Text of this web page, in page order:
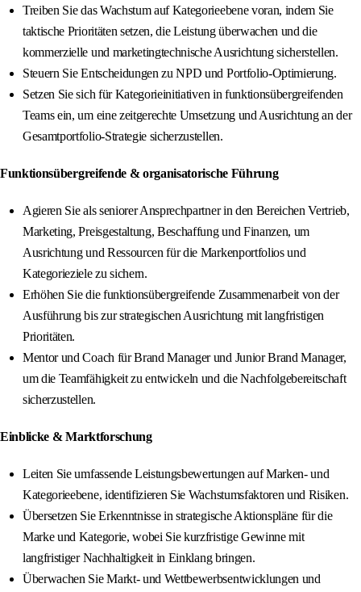
Treiben Sie das Wachstum auf Kategorieebene voran, indem Sie
taktische Prioritäten setzen, die Leistung überwachen und die
kommerzielle und marketingtechnische Ausrichtung sicherstellen.
Steuern Sie Entscheidungen zu NPD und Portfolio-Optimierung.
Setzen Sie sich für Kategorieinitiativen in funktionsübergreifenden
Teams ein, um eine zeitgerechte Umsetzung und Ausrichtung an der
Gesamtportfolio-Strategie sicherzustellen.
Funktionsübergreifende & organisatorische Führung
Agieren Sie als seniorer Ansprechpartner in den Bereichen Vertrieb,
Marketing, Preisgestaltung, Beschaffung und Finanzen, um
Ausrichtung und Ressourcen für die Markenportfolios und
Kategorieziele zu sichern.
Erhöhen Sie die funktionsübergreifende Zusammenarbeit von der
Ausführung bis zur strategischen Ausrichtung mit langfristigen
Prioritäten.
Mentor und Coach für Brand Manager und Junior Brand Manager,
um die Teamfähigkeit zu entwickeln und die Nachfolgebereitschaft
sicherzustellen.
Einblicke & Marktforschung
Leiten Sie umfassende Leistungsbewertungen auf Marken- und
Kategorieebene, identifizieren Sie Wachstumsfaktoren und Risiken.
Übersetzen Sie Erkenntnisse in strategische Aktionspläne für die
Marke und Kategorie, wobei Sie kurzfristige Gewinne mit
langfristiger Nachhaltigkeit in Einklang bringen.
Überwachen Sie Markt- und Wettbewerbsentwicklungen und